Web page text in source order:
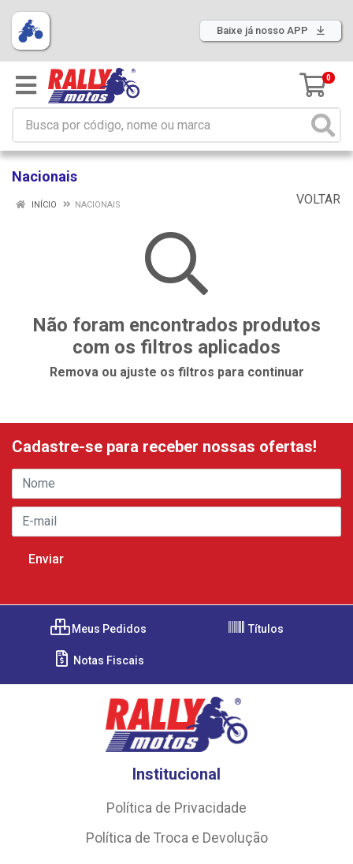
Baixe já nosso APP
0
Nacionais
VOLTAR
INÍCIO NACIONAIS
Não foram encontrados produtos
com os filtros aplicados
Remova ou ajuste os filtros para continuar
Cadastre-se para receber nossas ofertas!
Meus Pedidos Títulos
Notas Fiscais
Institucional
Política de Privacidade
Política de Troca e Devolução